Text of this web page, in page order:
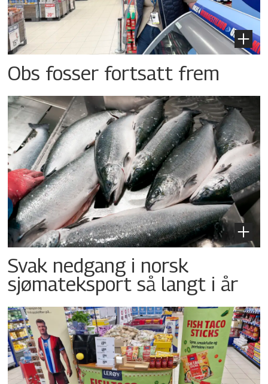
Obs fosser fortsatt frem
Svak nedgang i norsk
sjømateksport så langt i år